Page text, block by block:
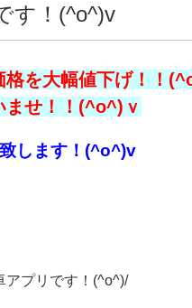
す！(^o^)v
格を大幅値下げ！！
ませ！！(^o^)ｖ
します！(^o^)v
アプリです！(^o^)/